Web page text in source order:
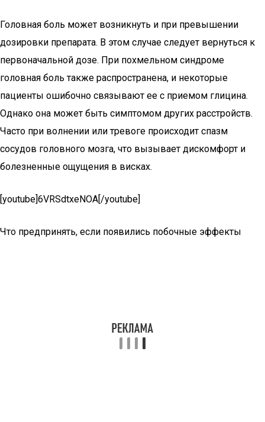
Головная боль может возникнуть и при превышении
дозировки препарата. В этом случае следует вернуться к
первоначальной дозе. При похмельном синдроме
головная боль также распространена, и некоторые
пациенты ошибочно связывают ее с приемом глицина.
Однако она может быть симптомом других расстройств.
Часто при волнении или тревоге происходит спазм
сосудов головного мозга, что вызывает дискомфорт и
болезненные ощущения в висках.
[youtube]6VRSdtxeNOA[/youtube]
Что предпринять, если появились побочные эффекты